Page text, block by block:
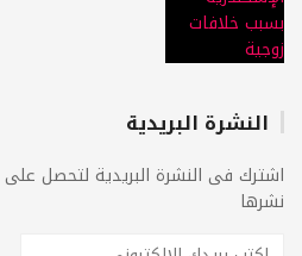
النشرة البريدية
اشترك فى النشرة البريدية لتحصل على
نشرها